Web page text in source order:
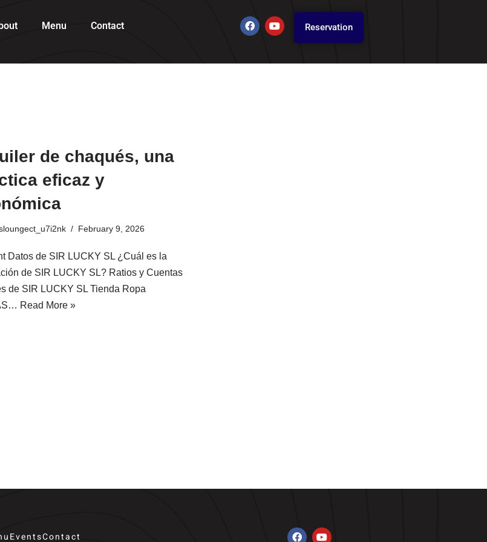
Menu Contact Reservation
de chaqués, una
eficaz y
February 9, 2026
Datos de SIR LUCKY SL ¿Cuál es la
de SIR LUCKY SL? Ratios y Cuentas
de SIR LUCKY SL Tienda Ropa
Read More »
EventsContact